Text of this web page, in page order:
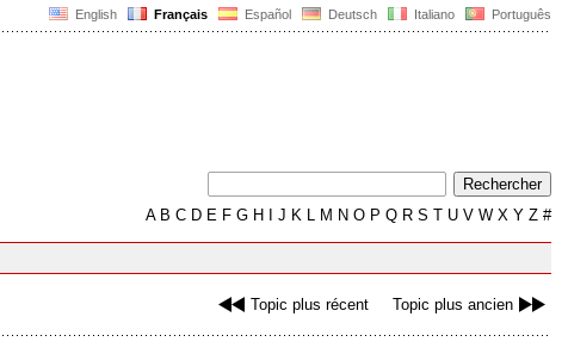
English Français Español Deutsch Italiano Português
AB C D E F G H J K L M N O P Q R S T U V W X Y Z #
Topic plus récent Topic plus ancien